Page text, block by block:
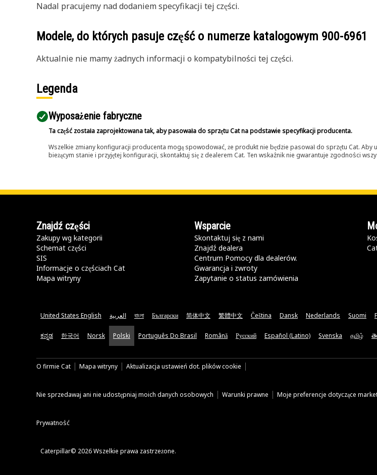
Nadal pracujemy nad dodaniem specyfikacji tej części.
Modele, do których pasuje część o numerze katalogowym 900-6961
Aktualnie nie mamy żadnych informacji o kompatybilności tej części.
Legenda
Wyposażenie fabryczne
Ta część została zaprojektowana tak, aby pasowała do sprzętu Cat na podstawie specyfikacji producenta.
Wszelkie zmiany konfiguracji producenta mogą spowodować, że produkt nie będzie pasował do sprzętu Cat.
bieżącym stanie i przyjętej konfiguracji, skontaktuj się z dealerem Cat. Ten wskaźnik nie gwarantuje zgodności
Znajdź części
Zakupy wg kategorii
Schemat części
SIS
Informacje o częściach Cat
Mapa witryny
Wsparcie
Skontaktuj się z nami
Znajdź dealera
Centrum Pomocy dla dealerów.
Gwarancja i zwroty
Zapytanie o status zamówienia
United States English العربية বাংলা Български 简体中文 繁體中文 Čeština Dansk Nederlands Suomi
ಕನ್ನಡ 한국어 Norsk Polski Português Do Brasil Română Русский Español (Latino) Svenska தமிழ்
O firmie Cat Mapa witryny Aktualizacja ustawień dot. plików cookie
Nie sprzedawaj ani nie udostępniaj moich danych osobowych Warunki prawne Moje preferencje dotyczące
Prywatność
Caterpillar© 2026 Wszelkie prawa zastrzeżone.